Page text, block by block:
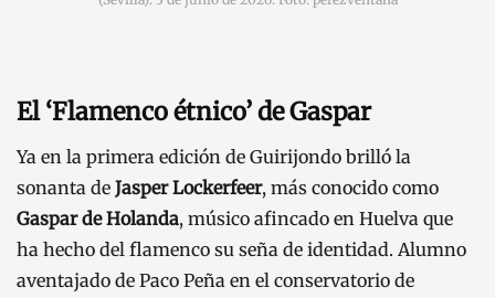
El ‘Flamenco étnico’ de Gaspar
Ya en la primera edición de Guirijondo brilló la
sonanta de Jasper Lockerfeer, más conocido como
Gaspar de Holanda, músico afincado en Huelva que
ha hecho del flamenco su seña de identidad. Alumno
aventajado de Paco Peña en el conservatorio de